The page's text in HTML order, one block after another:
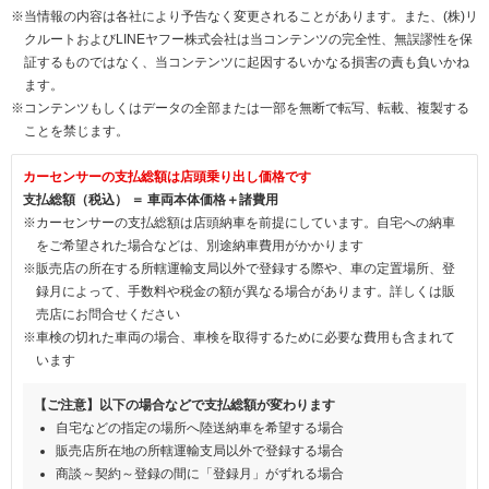
※当情報の内容は各社により予告なく変更されることがあります。また、(株)リ
クルートおよびLINEヤフー株式会社は当コンテンツの完全性、無誤謬性を保
証するものではなく、当コンテンツに起因するいかなる損害の責も負いかね
ます。
※コンテンツもしくはデータの全部または一部を無断で転写、転載、複製する
ことを禁じます。
カーセンサーの支払総額は店頭乗り出し価格です
支払総額（税込） ＝ 車両本体価格＋諸費用
※カーセンサーの支払総額は店頭納車を前提にしています。自宅への納車
をご希望された場合などは、別途納車費用がかかります
※販売店の所在する所轄運輸支局以外で登録する際や、車の定置場所、登
録月によって、手数料や税金の額が異なる場合があります。詳しくは販
売店にお問合せください
※車検の切れた車両の場合、車検を取得するために必要な費用も含まれて
います
【ご注意】以下の場合などで支払総額が変わります
自宅などの指定の場所へ陸送納車を希望する場合
販売店所在地の所轄運輸支局以外で登録する場合
商談～契約～登録の間に「登録月」がずれる場合